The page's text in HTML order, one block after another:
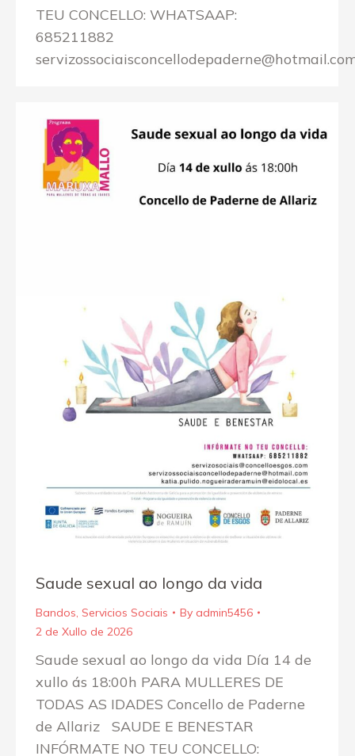
TEU CONCELLO: WHATSAAP:
685211882
Saude sexual ao longo da vida
Bandos, Servicios Sociais By admin5456
2 de Xullo de 2026
Saude sexual ao longo da vida Día 14 de
xullo ás 18:00h PARA MULLERES DE
TODAS AS IDADES Concello de Paderne
de Allariz SAUDE E BENESTAR
INFÓRMATE NO TEU CONCELLO: